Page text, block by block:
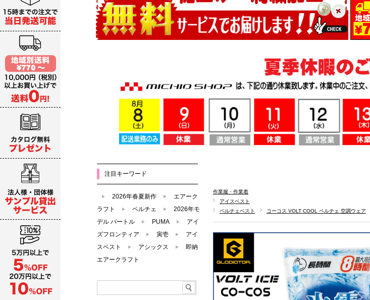
作業服・作業着
アイスベスト
ペルチェベスト
コーコス VOLT COOL ペルチェ 空調ウェア
注目キーワード
2026年春夏新作
エアーク
ラフト
ペルチェ
2026年モ
デル バートル
PUMA
アイ
ズフロンティア
寅壱
アイ
スベスト
アシックス
即納
エアークラフト